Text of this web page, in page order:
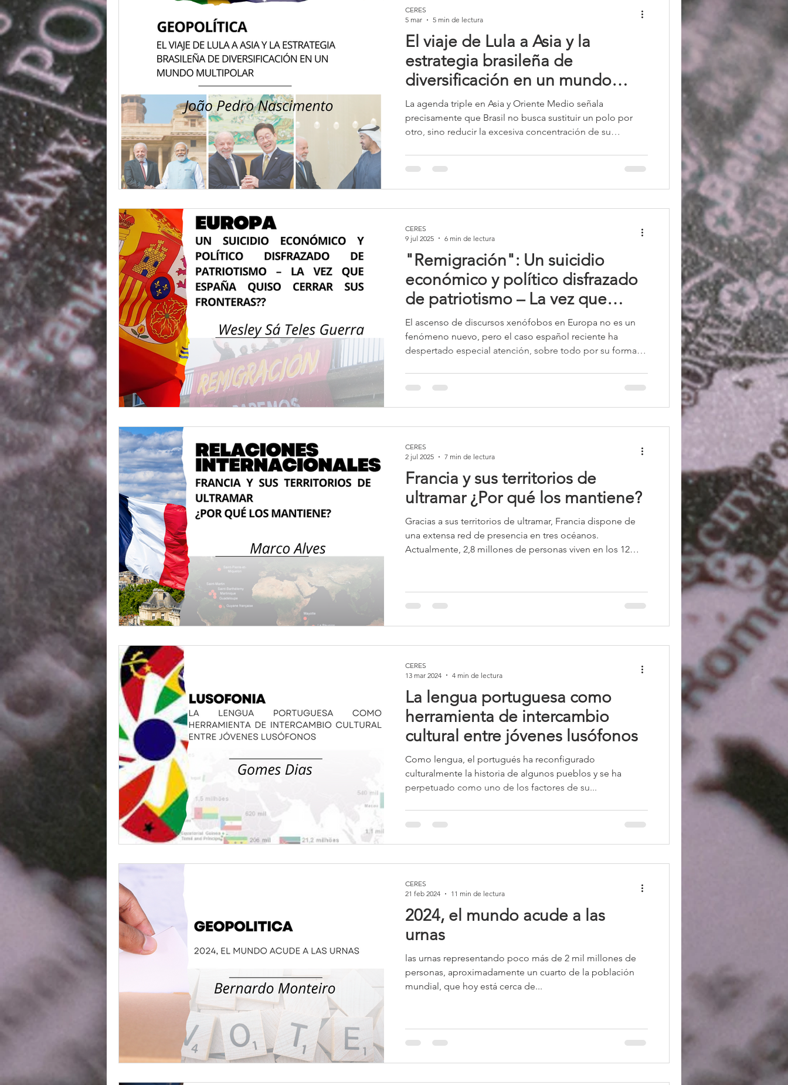
El viaje de Lula a Asia y la
estrategia brasileña de
diversificación en un mundo
multipolar
La agenda triple en Asia y Oriente Medio señala
precisamente que Brasil no busca sustituir un polo por
otro, sino reducir la excesiva concentración de su
tecnológica. Esta es una característica recurrente de la
política exterior del gobierno de Lula. En este sentido, la
CERES
5 mar
5 min de lectura
"Remigración": Un suicidio
económico y político disfrazado
de patriotismo – La vez que
España quiso cerrar sus
fronteras...
El ascenso de discursos xenófobos en Europa no es un
fenómeno nuevo, pero el caso español reciente ha
despertado especial atención, sobre todo por su forma
productivo contemporáneo. La propuesta de
“remigración”, defendida por sectores de la extrema
consiste, esencialmente, en la
CERES
9 jul 2025
6 min de lectura
Francia y sus territorios de
ultramar ¿Por qué los mantiene?
Gracias a sus territorios de ultramar, Francia dispone de
una extensa red de presencia en tres océanos.
Actualmente, 2,8 millones de personas viven en los 12
Guayana Francesa y Reunión, que tienen el estatus de
departamento desde 1946 y de región desde 1982. Estas
CERES
2 jul 2025
7 min de lectura
La lengua portuguesa como
herramienta de intercambio
cultural entre jóvenes lusófonos
Como lengua, el portugués ha reconfigurado
culturalmente la historia de algunos pueblos y se ha
perpetuado como uno de los factores de su...
CERES
13 mar 2024
4 min de lectura
2024, el mundo acude a las
urnas
las urnas representando poco más de 2 mil millones de
personas, aproximadamente un cuarto de la población
mundial, que hoy está cerca de...
CERES
21 feb 2024
11 min de lectura